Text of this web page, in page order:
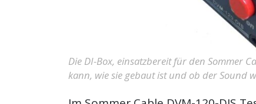
Die DI-Box, einsatzbereit für den Sommer
kann, wie sie gebaut ist und ob der Sound